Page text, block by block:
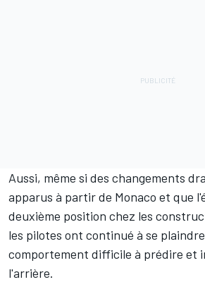
Aussi, même si des changements
apparus à partir de Monaco et que
deuxième position chez les
les pilotes ont continué à se
comportement difficile à prédire et
l'arrière.